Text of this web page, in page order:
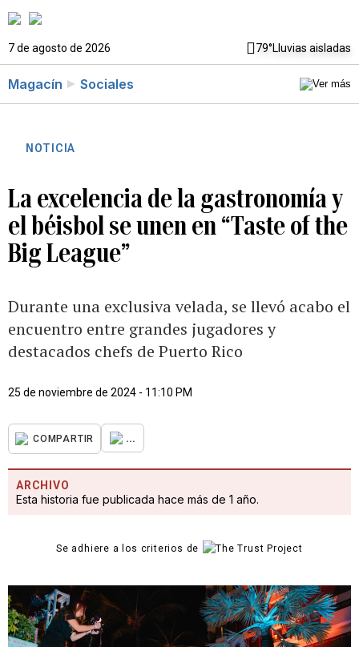
7 de agosto de 2026 79°Lluvias aisladas
Magacín Sociales
NOTICIA
La excelencia de la gastronomía y
el béisbol se unen en “Taste of the
Big League”
Durante una exclusiva velada, se llevó acabo el
encuentro entre grandes jugadores y
destacados chefs de Puerto Rico
25 de noviembre de 2024 - 11:10 PM
COMPARTIR ...
ARCHIVO
Esta historia fue publicada hace más de 1 año.
Se adhiere a los criterios de